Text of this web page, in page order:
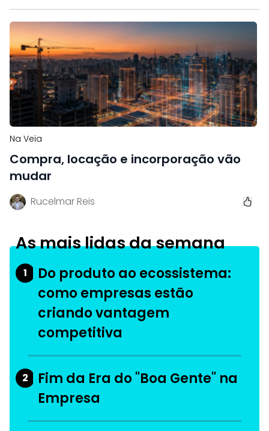
Na Veia
Compra, locação e incorporação vão
mudar
Rucelmar Reis
As mais lidas da semana
1
Do produto ao ecossistema:
como empresas estão
criando vantagem
competitiva
2
Fim da Era do "Boa Gente" na
Empresa